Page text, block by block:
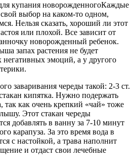
Каждые
выбор на каком-то одном,
Нельзя сказать, хороший ли этот
или плохой. Все зависит от
новорожденный ребенок.
запах растения не будет
эмоций, а у другого
заваривания череды такой: 2-3 ст.
кипятка. Нужно подержать
так как очень крепкий «чай» тоже
Этот стакан череды
добавлять в ванну за 7-10 минут
карапуза. За это время вода в
с настойкой, а трава наполнит
и отдаст свои лечебные